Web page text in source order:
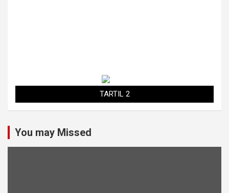
TARTIL 2
You may Missed